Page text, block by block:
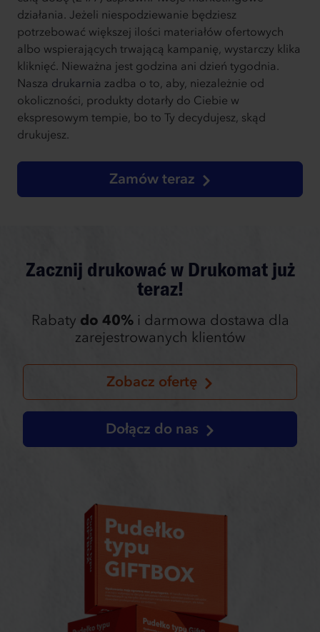
działania. Jeżeli niespodziewanie będziesz
potrzebować większej ilości materiałów ofertowych
albo wspierających trwającą kampanię, wystarczy klika
kliknięć. Nieważna jest godzina ani dzień tygodnia.
Nasza drukarnia zadba o to, aby, niezależnie od
okoliczności, produkty dotarły do Ciebie w
ekspresowym tempie, bo to Ty decydujesz, skąd
drukujesz.
Zamów teraz
Zacznij drukować w Drukomat już
teraz!
Rabaty do 40%i darmowa dostawa dla
zarejestrowanych klientów
Zobacz ofertę
Dołącz do nas